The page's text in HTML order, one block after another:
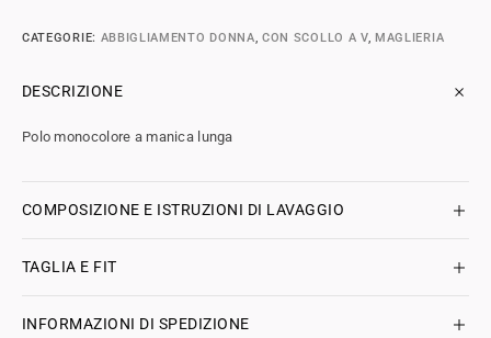
CATEGORIE: ABBIGLIAMENTO DONNA, CON SCOLLO A V, MAGLIERIA
DESCRIZIONE
Polo monocolore a manica lunga
COMPOSIZIONE E ISTRUZIONI DI LAVAGGIO
TAGLIA E FIT
INFORMAZIONI DI SPEDIZIONE